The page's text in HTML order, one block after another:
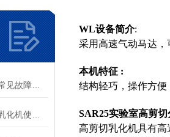
WL设备简介:
采用高速气动马达，
本机特征 :
结构轻巧，操作方
SAR25实验室高剪
高剪切乳化机具有